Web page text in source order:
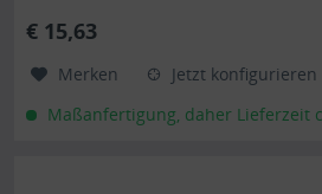
€ 15,63
Merken
Jetzt konfigurieren
Maßanfertigung, daher Lieferzeit